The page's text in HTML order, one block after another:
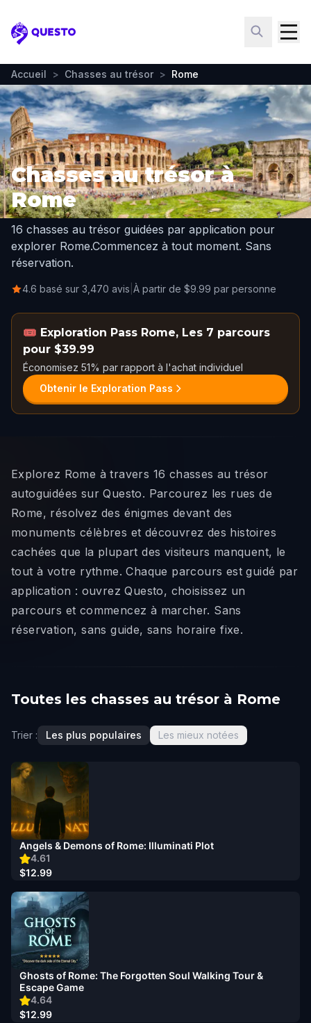
Questo
Accueil > Chasses au trésor > Rome
Chasses au trésor à
Rome
16 chasses au trésor guidées par application pour
explorer Rome.Commencez à tout moment. Sans
réservation.
4.6 basé sur 3,470 avis À partir de $9.99 par personne
🎟️ Exploration Pass Rome, Les 7 parcours
pour $39.99
Économisez 51% par rapport à l'achat individuel
Obtenir le Exploration Pass
Explorez Rome à travers 16 chasses au trésor
autoguidées sur Questo. Parcourez les rues de
Rome, résolvez des énigmes devant des
monuments célèbres et découvrez des histoires
cachées que la plupart des visiteurs manquent, le
tout à votre rythme. Chaque parcours est guidé par
application : ouvrez Questo, choisissez un
parcours et commencez à marcher. Sans
réservation, sans guide, sans horaire fixe.
Toutes les chasses au trésor à Rome
Trier : Les plus populaires Les mieux notées
4.61
Angels & Demons of Rome: Illuminati Plot
$12.99
4.64
Ghosts of Rome: The Forgotten Soul Walking Tour &
Escape Game
$12.99